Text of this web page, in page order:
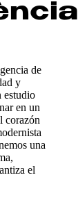
de
y
estudio
en un
corazón
una
el